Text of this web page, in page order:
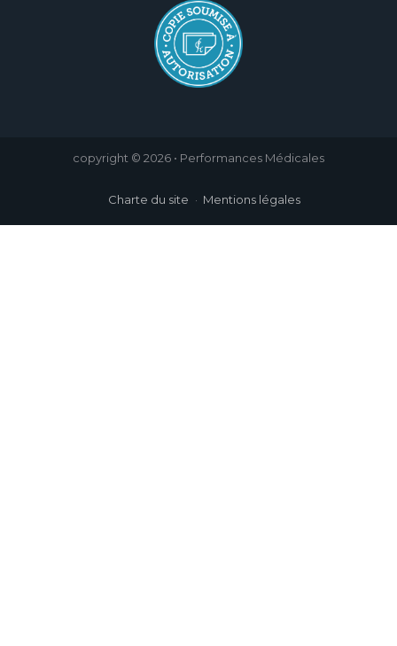
copyright © 2026 • Performances Médicales
Charte du site Mentions légales